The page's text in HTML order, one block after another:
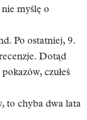
myślę o
Po ostatniej, 9.
Dotąd
czułeś
to chyba dwa lata